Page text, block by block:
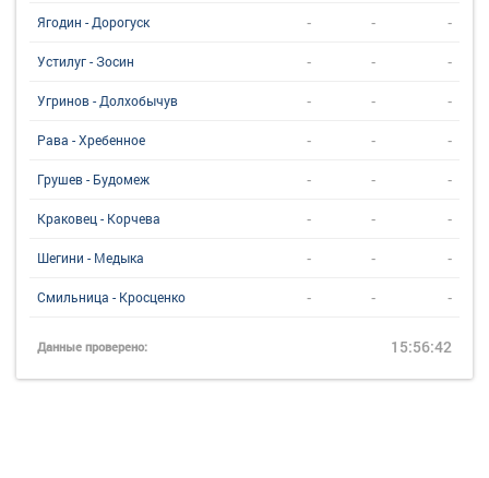
Ягодин - Дорогуск - - -
Устилуг - Зосин - - -
Угринов - Долхобычув - - -
Рава - Хребенное - - -
Грушев - Будомеж - - -
Краковец - Корчева - - -
Шегини - Медыка - - -
Смильница - Кросценко - - -
Данные проверено: 15:56:42